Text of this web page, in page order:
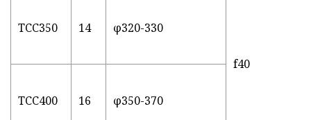
TCC350 14 φ320-330
f40
TCC400 16 φ350-370